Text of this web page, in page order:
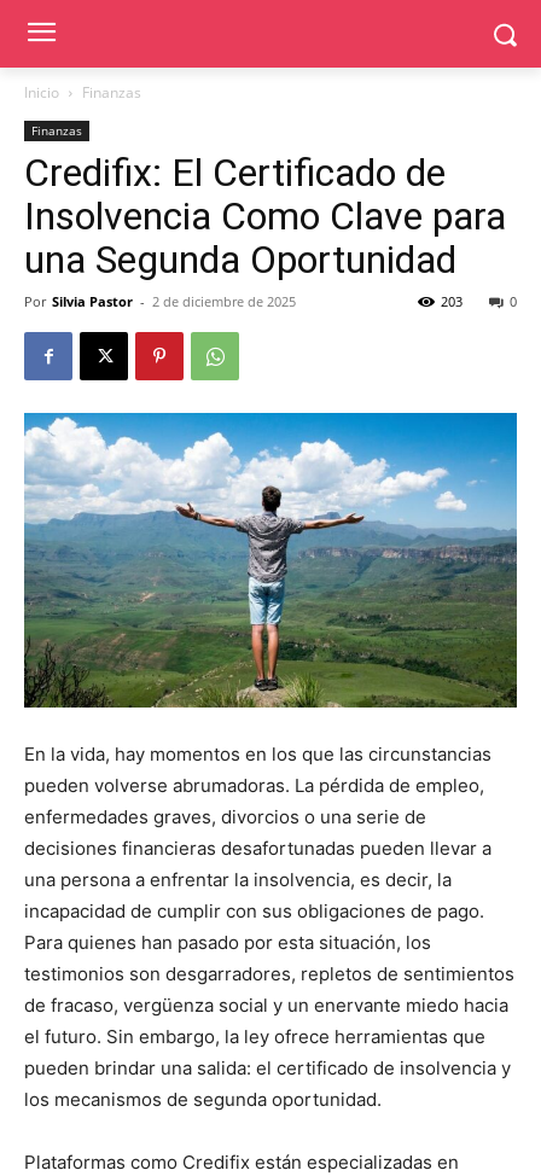
Inicio Finanzas
Finanzas
Credifix: El Certificado de
Insolvencia Como Clave para
una Segunda Oportunidad
Por Silvia Pastor - 2 de diciembre de 2025 0
203
En la vida, hay momentos en los que las circunstancias
pueden volverse abrumadoras. La pérdida de empleo,
enfermedades graves, divorcios o una serie de
decisiones financieras desafortunadas pueden llevar a
una persona a enfrentar la insolvencia, es decir, la
incapacidad de cumplir con sus obligaciones de pago.
Para quienes han pasado por esta situación, los
testimonios son desgarradores, repletos de sentimientos
de fracaso, vergüenza social y un enervante miedo hacia
el futuro. Sin embargo, la ley ofrece herramientas que
pueden brindar una salida: el certificado de insolvencia y
los mecanismos de segunda oportunidad.
Plataformas como Credifix están especializadas en